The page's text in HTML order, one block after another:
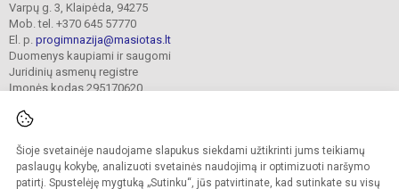
Šioje svetainėje naudojame slapukus siekdami užtikrinti jums teikiamų
paslaugų kokybę, analizuoti svetainės naudojimą ir optimizuoti naršymo
patirtį. Spustelėję mygtuką „Sutinku“, jūs patvirtinate, kad sutinkate su visų
Varpų g. 3, Klaipėda, 94275
Mob. tel. +370 645 57770
El. p. progimnazija@masiotas.lt
Duomenys kaupiami ir saugomi
Juridinių asmenų registre
Įmonės kodas 295170620
© 2022. Klaipėdos Prano Mašioto progimnazija. Visos teisės saugomos.
Kopijuoti turinį be raštiško įstaigos administracijos sutikimo griežtai draudžiama.